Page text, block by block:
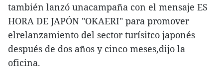
también lanzó unacampaña con el mensaje ES
HORA DE JAPÓN "OKAERI" para promover
elrelanzamiento del sector turísitco japonés
después de dos años y cinco meses,dijo la
oficina.